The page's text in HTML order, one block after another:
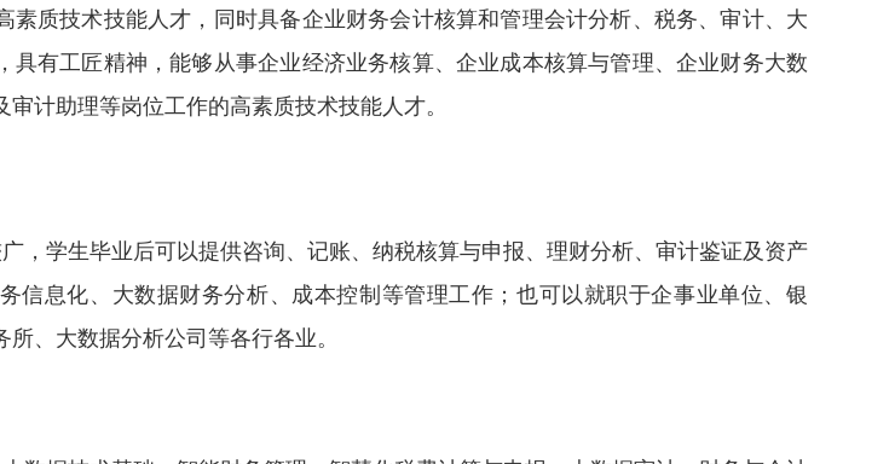
素质技术技能人才，同时具备企业财务会计核算和管理会计分析、税务、审计、大
具有工匠精神，能够从事企业经济业务核算、企业成本核算与管理、企业财务大数
计助理等岗位工作的高素质技术技能人才。
，学生毕业后可以提供咨询、记账、纳税核算与申报、理财分析、审计鉴证及资产
信息化、大数据财务分析、成本控制等管理工作；也可以就职于企事业单位、银
、大数据分析公司 等各行各业。